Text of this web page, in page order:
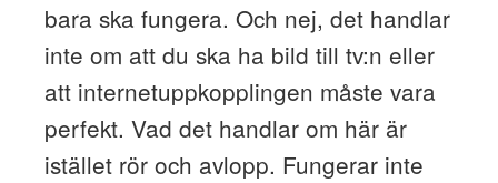
bara ska fungera. Och nej, det handlar
inte om att du ska ha bild till tv:n eller
att internetuppkopplingen måste vara
perfekt. Vad det handlar om här är
istället rör och avlopp. Fungerar inte